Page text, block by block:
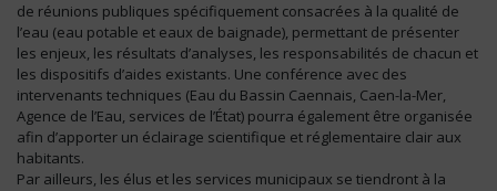
de réunions publiques spécifiquement consacrées à la qualité de
l’eau (eau potable et eaux de baignade), permettant de présenter
les enjeux, les résultats d’analyses, les responsabilités de chacun et
les dispositifs d’aides existants. Une conférence avec des
intervenants techniques (Eau du Bassin Caennais, Caen-la-Mer,
Agence de l’Eau, services de l’État) pourra également être organisée
afin d’apporter un éclairage scientifique et réglementaire clair aux
habitants.
Par ailleurs, les élus et les services municipaux se tiendront à la